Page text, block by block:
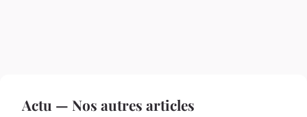
Actu — Nos autres articles